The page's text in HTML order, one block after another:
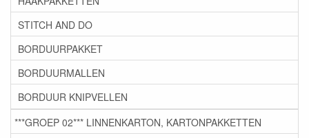
STITCH AND DO
BORDUURPAKKET
BORDUURMALLEN
BORDUUR KNIPVELLEN
***GROEP 02*** LINNENKARTON, KARTONPAKKETTEN